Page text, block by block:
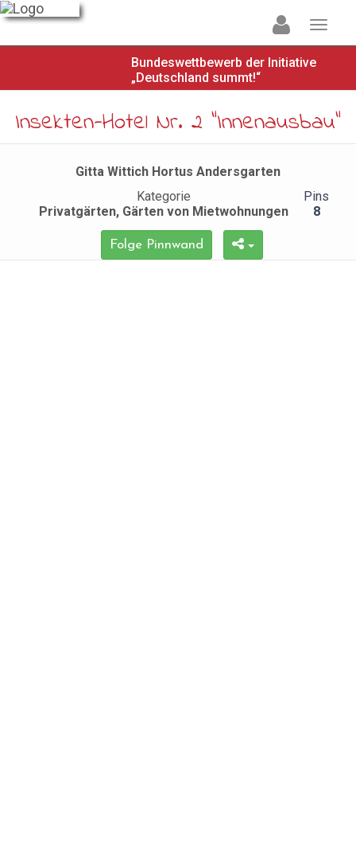
Bundeswettbewerb der Initiative
„Deutschland summt!“
Insekten-Hotel Nr. 2 "Innenausbau"
Gitta Wittich Hortus Andersgarten
Kategorie
Privatgärten, Gärten von Mietwohnungen
Pins
8
Folge Pinnwand